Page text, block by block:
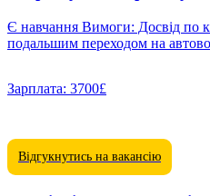
Є навчання Вимоги: Досвід по категорії СЕ на автовозах від 1 року.
Зарплата: 3700£
Відгукнутись на вакансію